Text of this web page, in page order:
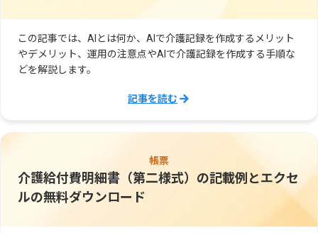
この記事では、AIとは何か、AIで介護記録を作成するメリット
やデメリット、運用の注意点やAIで介護記録を作成する手順な
どを解説します。
記事を読む
帳票
介護給付費明細書（第二様式）の記載例とエクセ
ルの無料ダウンロード